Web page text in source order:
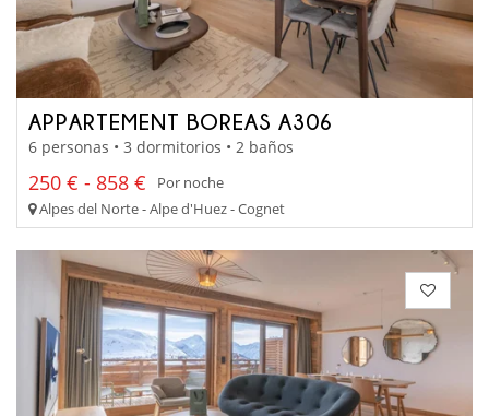
APPARTEMENT BOREAS A306
6 personas • 3 dormitorios • 2 baños
250 € - 858 €
Por noche
Alpes del Norte - Alpe d'Huez - Cognet